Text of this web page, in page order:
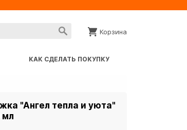
Корзина
КАК СДЕЛАТЬ ПОКУПКУ
"Ангел тепла и уюта"
мл